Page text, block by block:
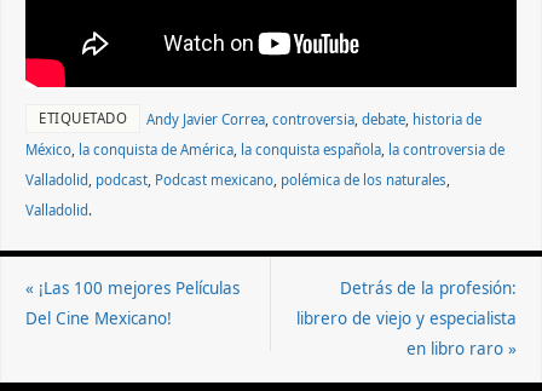
ETIQUETADO Andy Javier Correa ,controversia ,debate historia de
México la conquista de América la conquista española la controversia de
Valladolid podcast Podcast mexicano polémica de los naturales
Valladolid.
« ¡Las 100 mejores Películas
Del Cine Mexicano!
Detrás de la profesión:
librero de viejo y especialista
en libro raro »